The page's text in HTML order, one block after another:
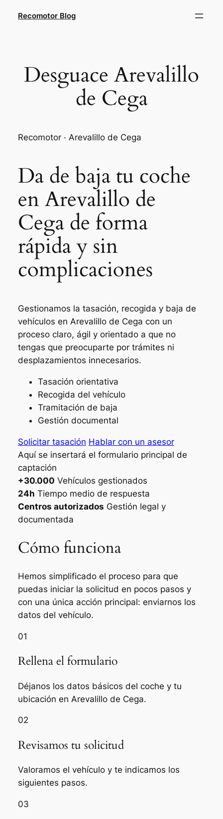
Recomotor Blog
Desguace Arevalillo
de Cega
Recomotor · Arevalillo de Cega
Da de baja tu coche
en Arevalillo de
Cega de forma
rápida y sin
complicaciones
Gestionamos la tasación, recogida y baja de
vehículos en Arevalillo de Cega con un
proceso claro, ágil y orientado a que no
tengas que preocuparte por trámites ni
desplazamientos innecesarios.
Tasación orientativa
Recogida del vehículo
Tramitación de baja
Gestión documental
Solicitar tasación Hablar con un asesor
Aquí se insertará el formulario principal de
captación
+30.000 Vehículos gestionados
24h Tiempo medio de respuesta
Centros autorizados Gestión legal y
documentada
Cómo funciona
Hemos simplificado el proceso para que
puedas iniciar la solicitud en pocos pasos y
con una única acción principal: enviarnos los
datos del vehículo.
01
Rellena el formulario
Déjanos los datos básicos del coche y tu
ubicación en Arevalillo de Cega.
02
Revisamos tu solicitud
Valoramos el vehículo y te indicamos los
siguientes pasos.
03